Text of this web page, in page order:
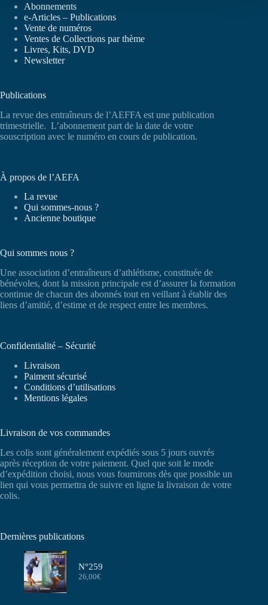
Abonnements
e-Articles – Publications
Vente de numéros
Ventes de Collections par thème
Livres, Kits, DVD
Newsletter
Publications
La revue des entraîneurs de l’AEFFA est une publication
trimestrielle. L’abonnement part de la date de votre
souscription avec le numéro en cours de publication.
À propos de l’AEFA
La revue
Qui sommes-nous ?
Ancienne boutique
Qui sommes nous ?
Une association d’entraîneurs d’athlétisme, constituée de
bénévoles, dont la mission principale est d’assurer la formation
continue de chacun des abonnés tout en veillant à établir des
liens d’amitié, d’estime et de respect entre les membres.
Confidentialité – Sécurité
Livraison
Paiment sécurisé
Conditions d’utilisations
Mentions légales
Livraison de vos commandes
Les colis sont généralement expédiés sous 5 jours ouvrés
après réception de votre paiement. Quel que soit le mode
d’expédition choisi, nous vous fournirons dès que possible un
lien qui vous permettra de suivre en ligne la livraison de votre
colis.
Dernières publications
N°259
26,00€